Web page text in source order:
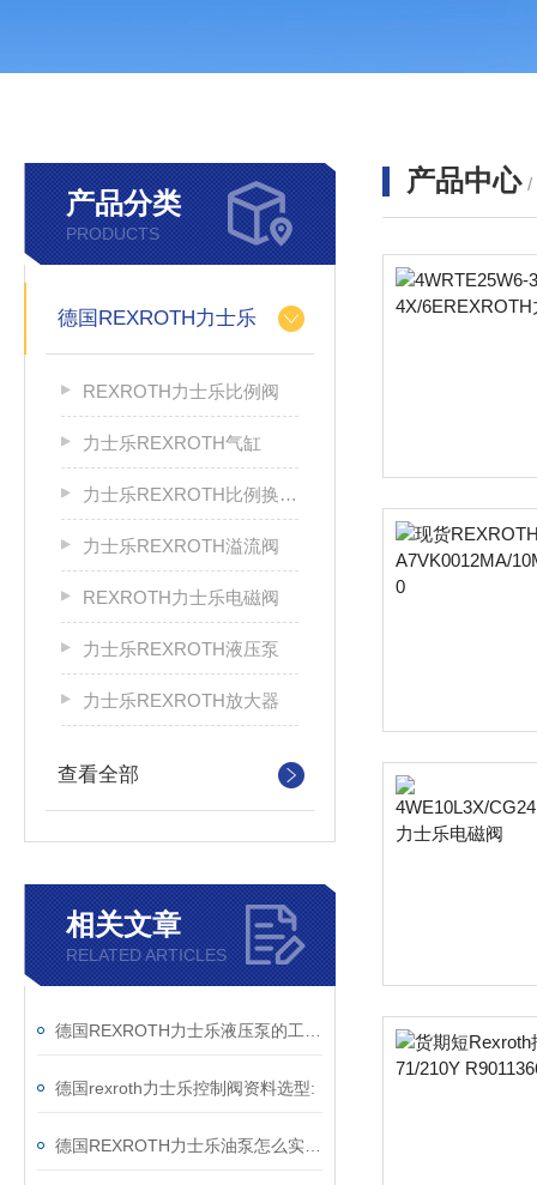
产品分类
PRODUCTS
德国REXROTH力士乐
REXROTH力士乐比例阀
力士乐REXROTH气缸
力士乐REXROTH比例换向阀
力士乐REXROTH溢流阀
REXROTH力士乐电磁阀
力士乐REXROTH液压泵
力士乐REXROTH放大器
查看全部
相关文章
RELATED ARTICLES
德国rexroth力士乐控制阀资料选型:
产品中心 /